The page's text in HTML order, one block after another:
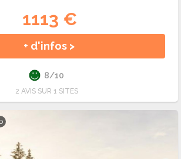
1113 €
+ d'infos >
8/10
2 AVIS SUR 1 SITES